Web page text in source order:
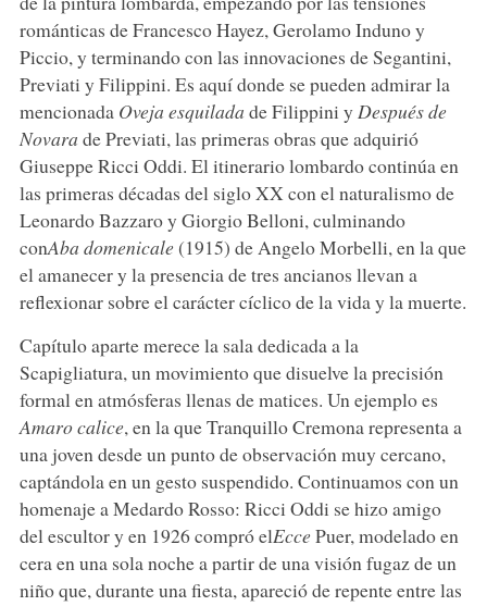
románticas de Francesco Hayez, Gerolamo Induno y
Piccio, y terminando con las innovaciones de Segantini,
Previati y Filippini. Es aquí donde se pueden admirar la
mencionada Oveja esquilada de Filippini y Después de
Novara de Previati, las primeras obras que adquirió
Giuseppe Ricci Oddi. El itinerario lombardo continúa en
las primeras décadas del siglo XX con el naturalismo de
Leonardo Bazzaro y Giorgio Belloni, culminando
conAba domenicale(1915) de Angelo Morbelli, en la que
el amanecer y la presencia de tres ancianos llevan a
reflexionar sobre el carácter cíclico de la vida y la muerte.
Capítulo aparte merece la sala dedicada a la
Scapigliatura, un movimiento que disuelve la precisión
formal en atmósferas llenas de matices. Un ejemplo es
Amaro calice, en la que Tranquillo Cremona representa a
una joven desde un punto de observación muy cercano,
captándola en un gesto suspendido. Continuamos con un
homenaje a Medardo Rosso: Ricci Oddi se hizo amigo
del escultor y en 1926 compró elEccePuer, modelado en
cera en una sola noche a partir de una visión fugaz de un
niño que, durante una fiesta, apareció de repente entre las